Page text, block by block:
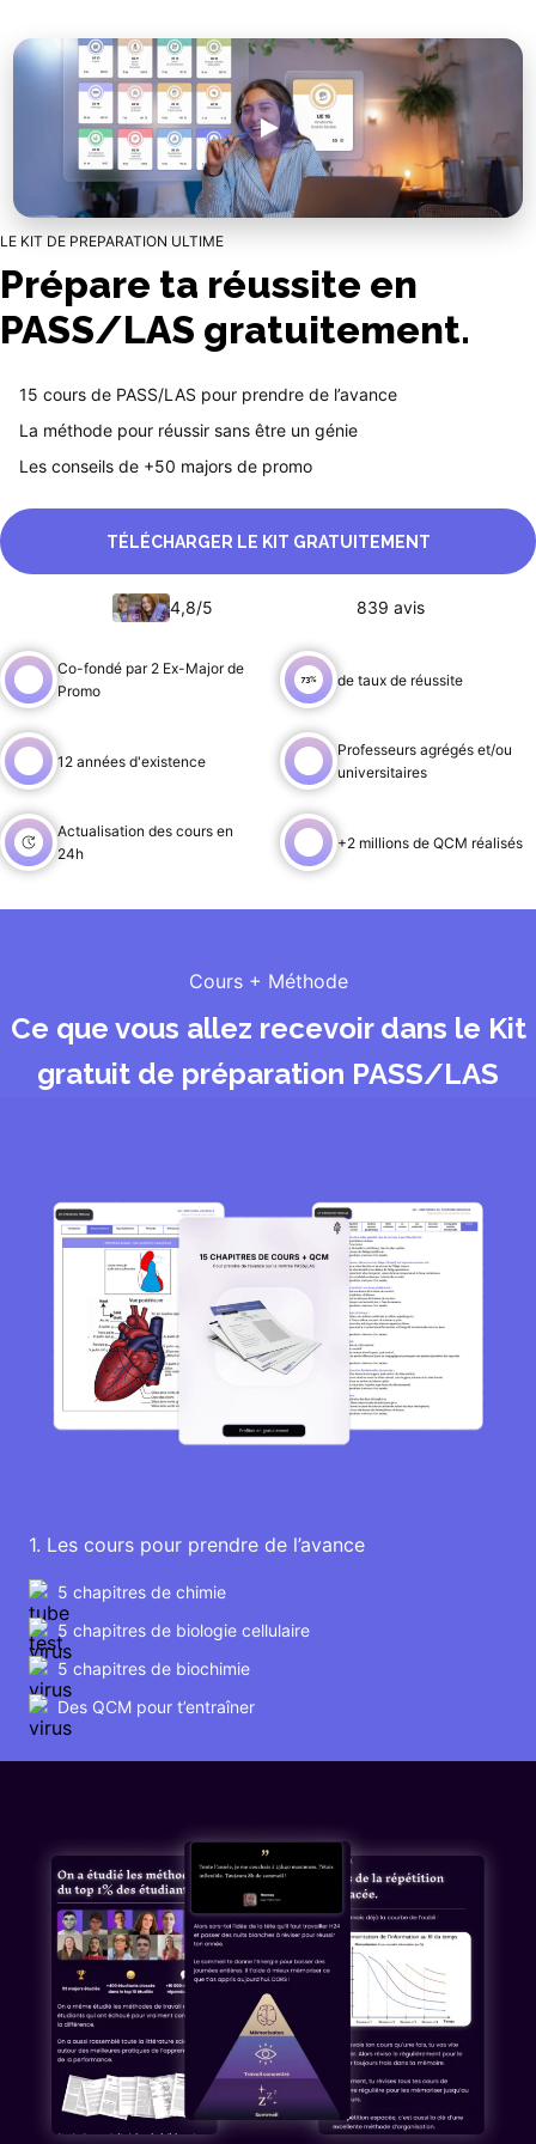
LE KIT DE PREPARATION ULTIME
Prépare ta réussite en
PASS/LAS gratuitement.
15 cours de PASS/LAS pour prendre de l’avance
La méthode pour réussir sans être un génie
Les conseils de +50 majors de promo
TÉLÉCHARGER LE KIT GRATUITEMENT
4,8/5 839 avis
Co-fondé par 2 Ex-Major de
Promo
de taux de réussite
12 années d'existence
Professeurs agrégés et/ou
universitaires
Actualisation des cours en
24h
+2 millions de QCM réalisés
Cours + Méthode
Ce que vous allez recevoir dans le Kit
gratuit de préparation PASS/LAS
1. Les cours pour prendre de l’avance
5 chapitres de chimie
5 chapitres de biologie cellulaire
5 chapitres de biochimie
Des QCM pour t’entraîner